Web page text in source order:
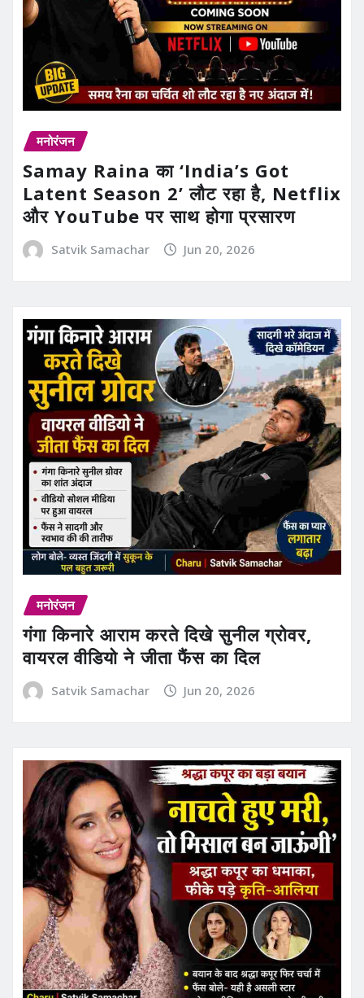
मनोरंजन
Samay Raina का ‘India’s Got
Latent Season 2’ लौट रहा है, Netflix
और YouTube पर साथ होगा प्रसारण
Satvik Samachar Jun 20, 2026
मनोरंजन
गंगा किनारे आराम करते दिखे सुनील ग्रोवर,
वायरल वीडियो ने जीता फैंस का दिल
Satvik Samachar Jun 20, 2026